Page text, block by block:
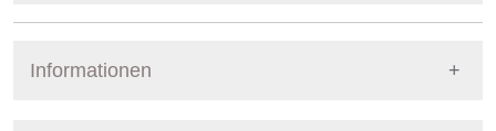
Informationen